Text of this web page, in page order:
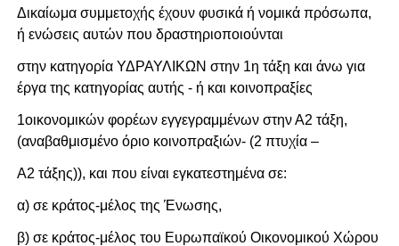
Δικαίωμα συμμετοχής έχουν φυσικά ή νομικά πρόσωπα,
ή ενώσεις αυτών που δραστηριοποιούνται
στην κατηγορία ΥΔΡΑΥΛΙΚΩΝ στην 1η τάξη και άνω για
έργα της κατηγορίας αυτής - ή και κοινοπραξίες
1οικονομικών φορέων εγγεγραμμένων στην Α2 τάξη,
(αναβαθμισμένο όριο κοινοπραξιών- (2 πτυχία –
Α2 τάξης)), και που είναι εγκατεστημένα σε:
α) σε κράτος-μέλος της Ένωσης,
β) σε κράτος-μέλος του Ευρωπαϊκού Οικονομικού Χώρου